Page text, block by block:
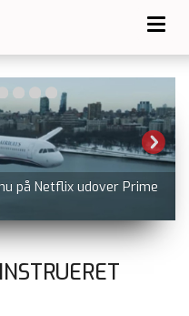
på Netflix udover Prime